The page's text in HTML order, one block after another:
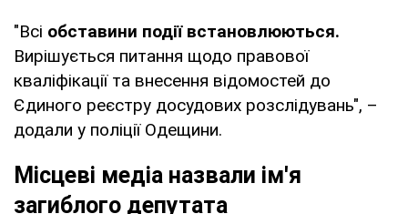
"Всі обставини події встановлюються.
Вирішується питання щодо правової
кваліфікації та внесення відомостей до
Єдиного реєстру досудових розслідувань", –
додали у поліції Одещини.
Місцеві медіа назвали ім'я
загиблого депутата